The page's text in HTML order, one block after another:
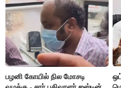
பழனி கோயில் நில மோசடி